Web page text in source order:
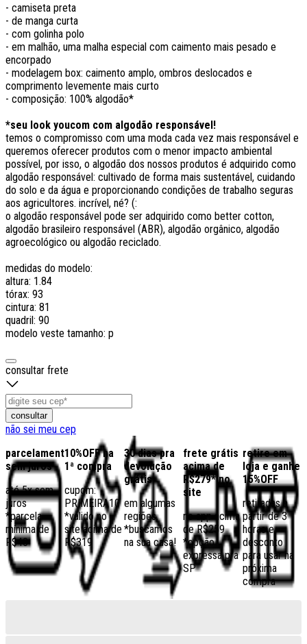
- camiseta preta
- de manga curta
- com golinha polo
- em malhão, uma malha especial com caimento mais pesado e
encorpado
- modelagem box: caimento amplo, ombros deslocados e
comprimento levemente mais curto
- composição: 100% algodão*
*seu look youcom com algodão responsável!
temos o compromisso com uma moda cada vez mais responsável e
queremos oferecer produtos com o menor impacto ambiental
possível, por isso, o algodão dos nossos produtos é adquirido como
algodão responsável: cultivado de forma mais sustentável, cuidando
do solo e da água e proporcionando condições de trabalho seguras
aos agricultores. incrível, né? (:
o algodão responsável pode ser adquirido como better cotton,
algodão brasileiro responsável (ABR), algodão orgânico, algodão
agroecológico ou algodão reciclado.
medidas do modelo:
altura: 1.84
tórax: 93
cintura: 81
quadril: 90
modelo veste tamanho: p
consultar frete
consultar
não sei meu cep
parcelamento
sem juros
até 5x sem
juros
*parcela
mínima de
R$40
10%OFF na
1ª compra
cupom:
PRIMEIRA10
*válido no
site acima de
R$319
30 dias pra
devolução
grátis
em algumas
regiões,
*buscamos
na sua casa!
frete grátis
acima de
R$279* no
site
no app acima
de R$259
*opção
expressa pra
SP
retire em
loja e ganhe
15%OFF
retiradas a
partir de 3
horas e
desconto
para usar na
próxima
compra